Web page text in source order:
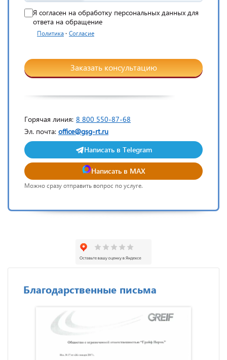
Я согласен на обработку персональных данных для
ответа на обращение
Политика · Согласие
Заказать консультацию
Горячая линия: 8 800 550-87-68
Эл. почта: office@gsg-rt.ru
Написать в Telegram
Написать в MAX
Можно сразу отправить вопрос по услуге.
Благодарственные письма